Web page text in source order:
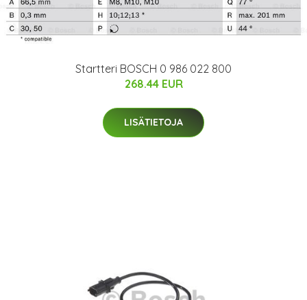
Startteri BOSCH 0 986 022 800
268.44 EUR
LISÄTIETOJA